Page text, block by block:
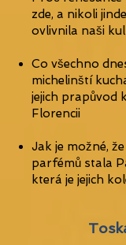
zde, a nikoli
ovlivnila naši
Co všechno
michelinští
jejich prapůvod
Florencii
Jak je možné,
parfémů stala
která je jejich